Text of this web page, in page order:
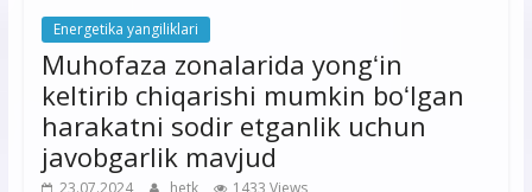
Energetika yangiliklari
Muhofaza zonalarida yongʻin
keltirib chiqarishi mumkin boʻlgan
harakatni sodir etganlik uchun
javobgarlik mavjud